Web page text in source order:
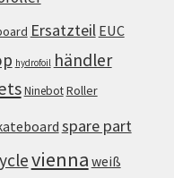
Ersatzteil EUC
hydrofoil händler
NinebotRoller
spare part
vienna weiß